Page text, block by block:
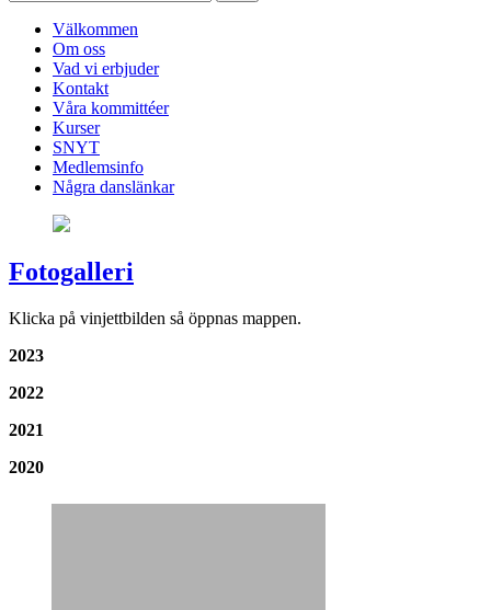
Välkommen
Om oss
Vad vi erbjuder
Kontakt
Våra kommittéer
Kurser
SNYT
Medlemsinfo
Några danslänkar
Fotogalleri
Klicka på vinjettbilden så öppnas mappen.
2023
2022
2021
2020